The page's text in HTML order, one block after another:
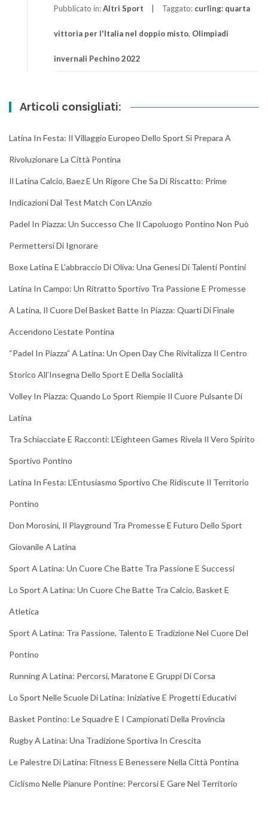
Pubblicato in:Altri Sport Taggato: curling: quarta
vittoria per l'Italia nel doppio misto, Olimpiadi
invernali Pechino 2022
Articoli consigliati:
Latina In Festa: Il Villaggio Europeo Dello Sport Si Prepara A
Rivoluzionare La Città Pontina
Il Latina Calcio, Baez E Un Rigore Che Sa Di Riscatto: Prime
Indicazioni Dal Test Match Con L’Anzio
Padel In Piazza: Un Successo Che Il Capoluogo Pontino Non Può
Permettersi Di Ignorare
Boxe Latina E L’abbraccio Di Oliva: Una Genesi Di Talenti Pontini
Latina In Campo: Un Ritratto Sportivo Tra Passione E Promesse
A Latina, Il Cuore Del Basket Batte In Piazza: Quarti Di Finale
Accendono L’estate Pontina
“Padel In Piazza” A Latina: Un Open Day Che Rivitalizza Il Centro
Storico All’Insegna Dello Sport E Della Socialità
Volley In Piazza: Quando Lo Sport Riempie Il Cuore Pulsante Di
Latina
Tra Schiacciate E Racconti: L’Eighteen Games Rivela Il Vero Spirito
Sportivo Pontino
Latina In Festa: L’Entusiasmo Sportivo Che Ridiscute Il Territorio
Pontino
Don Morosini, Il Playground Tra Promesse E Futuro Dello Sport
Giovanile A Latina
Sport A Latina: Un Cuore Che Batte Tra Passione E Successi
Lo Sport A Latina: Un Cuore Che Batte Tra Calcio, Basket E
Atletica
Sport A Latina: Tra Passione, Talento E Tradizione Nel Cuore Del
Pontino
Running A Latina: Percorsi, Maratone E Gruppi Di Corsa
Lo Sport Nelle Scuole Di Latina: Iniziative E Progetti Educativi
Basket Pontino: Le Squadre E I Campionati Della Provincia
Rugby A Latina: Una Tradizione Sportiva In Crescita
Le Palestre Di Latina: Fitness E Benessere Nella Città Pontina
Ciclismo Nelle Pianure Pontine: Percorsi E Gare Nel Territorio